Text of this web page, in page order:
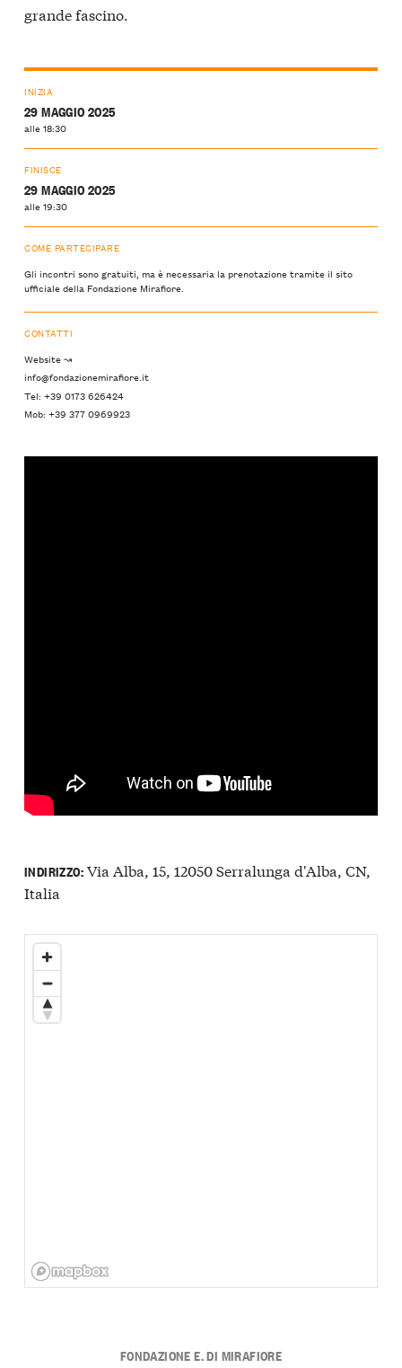
grande fascino.
INIZIA
29 MAGGIO 2025
alle 18:30
FINISCE
29 MAGGIO 2025
alle 19:30
COME PARTECIPARE
Gli incontri sono gratuiti, ma è necessaria la prenotazione tramite il sito
ufficiale della Fondazione Mirafiore.
CONTATTI
Website ↝
info@fondazionemirafiore.it
Tel: +39 0173 626424
Mob: +39 377 0969923
INDIRIZZO:Via Alba, 15, 12050 Serralunga d'Alba, CN,
Italia
FONDAZIONE E. DI MIRAFIORE